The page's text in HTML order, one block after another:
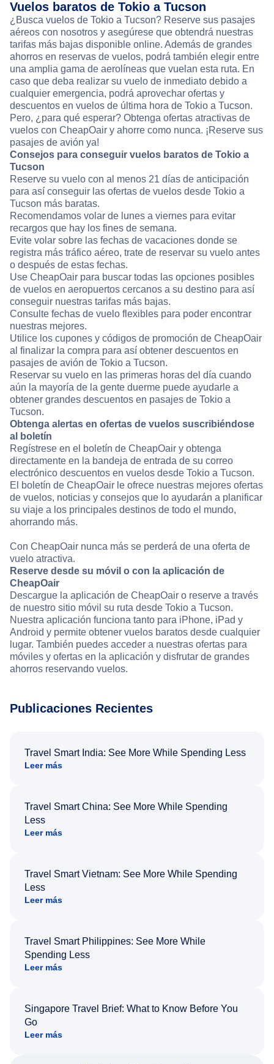
Vuelos baratos de Tokio a Tucson
¿Busca vuelos de Tokio a Tucson? Reserve sus pasajes
aéreos con nosotros y asegúrese que obtendrá nuestras
tarifas más bajas disponible online. Además de grandes
ahorros en reservas de vuelos, podrá también elegir entre
una amplia gama de aerolíneas que vuelan esta ruta. En
caso que deba realizar su vuelo de inmediato debido a
cualquier emergencia, podrá aprovechar ofertas y
descuentos en vuelos de última hora de Tokio a Tucson.
Pero, ¿para qué esperar? Obtenga ofertas atractivas de
vuelos con CheapOair y ahorre como nunca. ¡Reserve sus
pasajes de avión ya!
Consejos para conseguir vuelos baratos de Tokio a
Tucson
Reserve su vuelo con al menos 21 días de anticipación
para así conseguir las ofertas de vuelos desde Tokio a
Tucson más baratas.
Recomendamos volar de lunes a viernes para evitar
recargos que hay los fines de semana.
Evite volar sobre las fechas de vacaciones donde se
registra más tráfico aéreo, trate de reservar su vuelo antes
o después de estas fechas.
Use CheapOair para buscar todas las opciones posibles
de vuelos en aeropuertos cercanos a su destino para así
conseguir nuestras tarifas más bajas.
Consulte fechas de vuelo flexibles para poder encontrar
nuestras mejores.
Utilice los cupones y códigos de promoción de CheapOair
al finalizar la compra para así obtener descuentos en
pasajes de avión de Tokio a Tucson.
Reservar su vuelo en las primeras horas del día cuando
aún la mayoría de la gente duerme puede ayudarle a
obtener grandes descuentos en pasajes de Tokio a
Tucson.
Obtenga alertas en ofertas de vuelos suscribiéndose
al boletín
Regístrese en el boletín de CheapOair y obtenga
directamente en la bandeja de entrada de su correo
electrónico descuentos en vuelos desde Tokio a Tucson.
El boletín de CheapOair le ofrece nuestras mejores ofertas
de vuelos, noticias y consejos que lo ayudarán a planificar
su viaje a los principales destinos de todo el mundo,
ahorrando más.
Con CheapOair nunca más se perderá de una oferta de
vuelo atractiva.
Reserve desde su móvil o con la aplicación de
CheapOair
Descargue la aplicación de CheapOair o reserve a través
de nuestro sitio móvil su ruta desde Tokio a Tucson.
Nuestra aplicación funciona tanto para iPhone, iPad y
Android y permite obtener vuelos baratos desde cualquier
lugar. También puedes acceder a nuestras ofertas para
móviles y ofertas en la aplicación y disfrutar de grandes
ahorros reservando vuelos.
Publicaciones Recientes
Travel Smart India: See More While Spending Less
Leer más
Travel Smart China: See More While Spending
Less
Leer más
Travel Smart Vietnam: See More While Spending
Less
Leer más
Travel Smart Philippines: See More While
Spending Less
Leer más
Singapore Travel Brief: What to Know Before You
Go
Leer más